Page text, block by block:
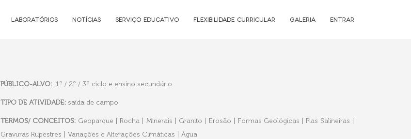
LABORATÓRIOS NOTÍCIAS SERVIÇO EDUCATIVO FLEXIBILIDADE CURRICULAR GALERIA ENTRAR
PÚBLICO-ALVO: 1º / 2º / 3º ciclo e ensino secundário
TIPO DE ATIVIDADE: saída de campo
TERMOS/ CONCEITOS: Geoparque | Rocha | Minerais | Granito | Erosão | Formas Geológicas | Pias Salineiras |
Gravuras Rupestres | Variações e Alterações Climáticas | Água